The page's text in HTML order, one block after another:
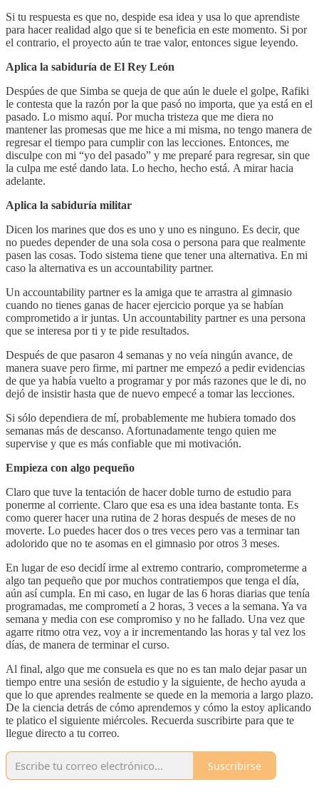
Si tu respuesta es que no, despide esa idea y usa lo que aprendiste
para hacer realidad algo que si te beneficia en este momento. Si por
el contrario, el proyecto aún te trae valor, entonces sigue leyendo.
Aplica la sabiduría de El Rey León
Despúes de que Simba se queja de que aún le duele el golpe, Rafiki
le contesta que la razón por la que pasó no importa, que ya está en el
pasado. Lo mismo aquí. Por mucha tristeza que me diera no
mantener las promesas que me hice a mi misma, no tengo manera de
regresar el tiempo para cumplir con las lecciones. Entonces, me
disculpe con mi “yo del pasado” y me preparé para regresar, sin que
la culpa me esté dando lata. Lo hecho, hecho está. A mirar hacia
adelante.
Aplica la sabiduría militar
Dicen los marines que dos es uno y uno es ninguno. Es decir, que
no puedes depender de una sola cosa o persona para que realmente
pasen las cosas. Todo sistema tiene que tener una alternativa. En mi
caso la alternativa es un accountability partner.
Un accountability partner es la amiga que te arrastra al gimnasio
cuando no tienes ganas de hacer ejercicio porque ya se habían
comprometido a ir juntas. Un accountability partner es una persona
que se interesa por ti y te pide resultados.
Después de que pasaron 4 semanas y no veía ningún avance, de
manera suave pero firme, mi partner me empezó a pedir evidencias
de que ya había vuelto a programar y por más razones que le di, no
dejó de insistir hasta que de nuevo empecé a tomar las lecciones.
Si sólo dependiera de mí, probablemente me hubiera tomado dos
semanas más de descanso. Afortunadamente tengo quien me
supervise y que es más confiable que mi motivación.
Empieza con algo pequeño
Claro que tuve la tentación de hacer doble turno de estudio para
ponerme al corriente. Claro que esa es una idea bastante tonta. Es
como querer hacer una rutina de 2 horas después de meses de no
moverte. Lo puedes hacer dos o tres veces pero vas a terminar tan
adolorido que no te asomas en el gimnasio por otros 3 meses.
En lugar de eso decidí irme al extremo contrario, comprometerme a
algo tan pequeño que por muchos contratiempos que tenga el día,
aún así cumpla. En mi caso, en lugar de las 6 horas diarias que tenía
programadas, me comprometí a 2 horas, 3 veces a la semana. Ya va
semana y media con ese compromiso y no he fallado. Una vez que
agarre ritmo otra vez, voy a ir incrementando las horas y tal vez los
días, de manera de terminar el curso.
Al final, algo que me consuela es que no es tan malo dejar pasar un
tiempo entre una sesión de estudio y la siguiente, de hecho ayuda a
que lo que aprendes realmente se quede en la memoria a largo plazo.
De la ciencia detrás de cómo aprendemos y cómo la estoy aplicando
te platico el siguiente miércoles. Recuerda suscribirte para que te
llegue directo a tu correo.
Suscribirse